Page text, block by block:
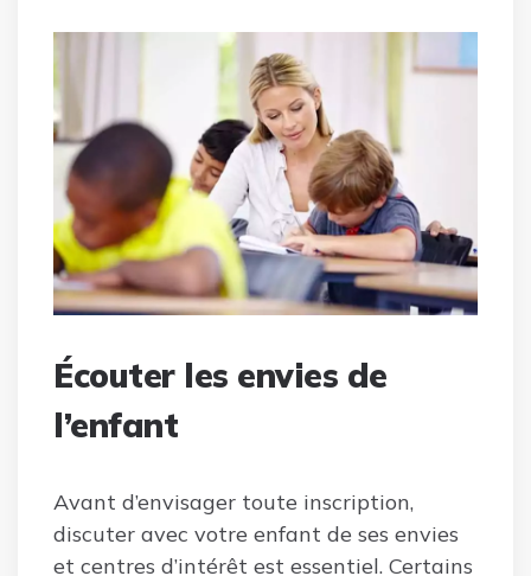
Écouter les envies de
l’enfant
Avant d’envisager toute inscription,
discuter avec votre enfant de ses envies
et centres d’intérêt est essentiel. Certains